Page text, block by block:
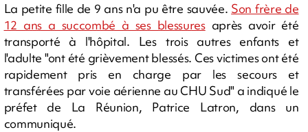
La petite fille de 9 ans n'a pu être sauvée. Son frère de
12 ans a succombé à ses blessuresaprès avoir été
transporté à l'hôpital. Les trois autres enfants et
l'adulte "ont été grièvement blessés. Ces victimes ont été
rapidement pris en charge par les secours et
transférées par voie aérienne au CHU Sud" a indiqué le
préfet de La Réunion, Patrice Latron, dans un
communiqué.